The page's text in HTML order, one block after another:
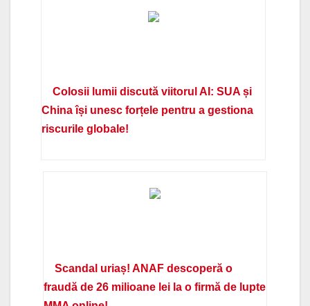
Colosii lumii discută viitorul AI: SUA și
China își unesc forțele pentru a gestiona
riscurile globale!
Scandal uriaș! ANAF descoperă o
fraudă de 26 milioane lei la o firmă de lupte